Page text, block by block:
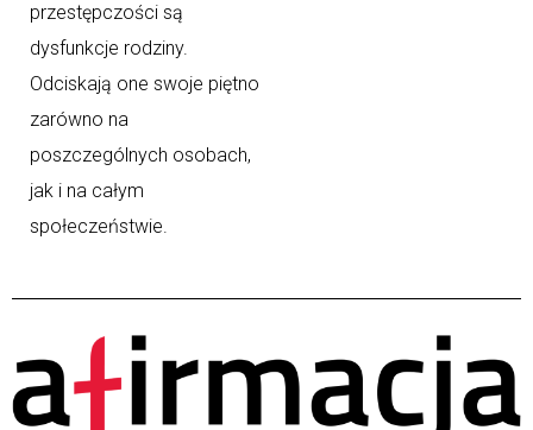
przestępczości są
dysfunkcje rodziny.
Odciskają one swoje piętno
zarówno na
poszczególnych osobach,
jak i na całym
społeczeństwie.